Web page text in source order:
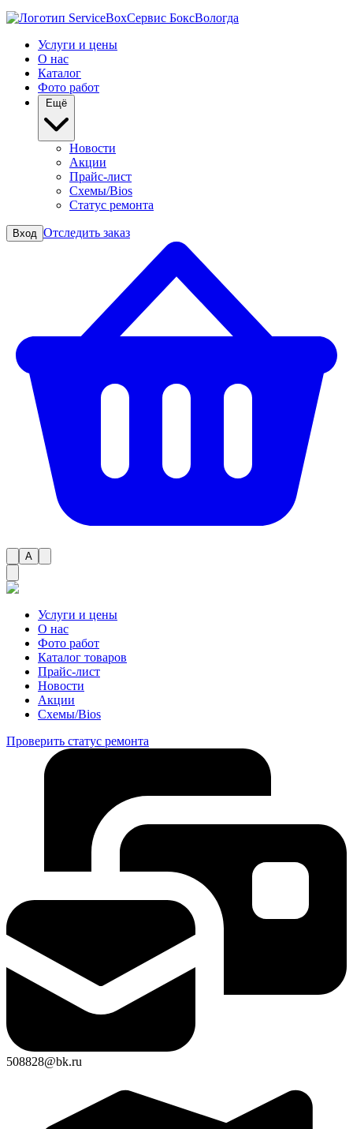
Сервис БоксВологда
Услуги и цены
О нас
Каталог
Фото работ
Новости
Акции
Прайс-лист
Схемы/Bios
Статус ремонта
Вход Отследить заказ
A
Услуги и цены
О нас
Фото работ
Каталог товаров
Прайс-лист
Новости
Акции
Схемы/Bios
Проверить статус ремонта
508828@bk.ru